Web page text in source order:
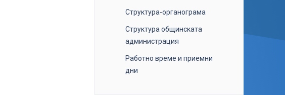
Структура-органограма
Структура общинската
администрация
Работно време и приемни
дни